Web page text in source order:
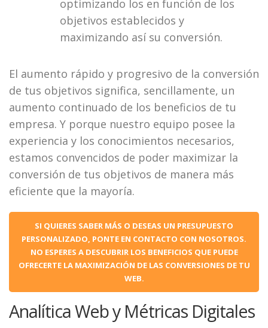
optimizando los en función de los
objetivos establecidos y
maximizando así su conversión.
El aumento rápido y progresivo de la conversión
de tus objetivos significa, sencillamente, un
aumento continuado de los beneficios de tu
empresa. Y porque nuestro equipo posee la
experiencia y los conocimientos necesarios,
estamos convencidos de poder maximizar la
conversión de tus objetivos de manera más
eficiente que la mayoría.
SI QUIERES SABER MÁS O DESEAS UN PRESUPUESTO
PERSONALIZADO, PONTE EN CONTACTO CON NOSOTROS.
NO ESPERES A DESCUBRIR LOS BENEFICIOS QUE PUEDE
OFRECERTE LA MAXIMIZACIÓN DE LAS CONVERSIONES DE TU
WEB.
Analítica Web y Métricas Digitales